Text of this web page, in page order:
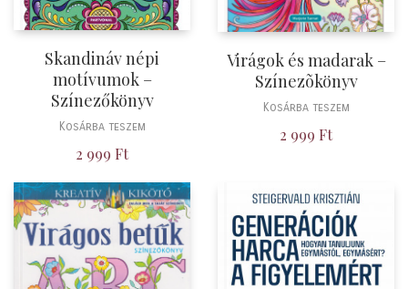
Skandináv népi
motívumok –
Színezőkönyv
Kosárba teszem
2 999 Ft
Virágok és madarak –
Színezõkönyv
Kosárba teszem
2 999 Ft